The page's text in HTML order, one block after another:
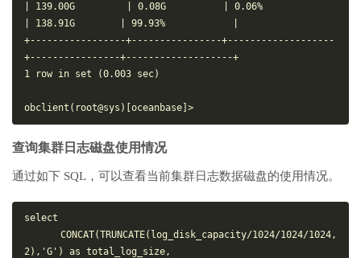
| 139.00G         | 0.08G          | 0.06%
| 138.91G        | 99.93%            |
+-----------------+----------------+-------------------
+----------------+-------------------+
1 row in set (0.003 sec)
查询集群日志磁盘使用情况
通过如下 SQL，可以查看当前集群日志数据磁盘的使用情况。
select
CONCAT(TRUNCATE(log_disk_capacity/1024/1024/1024,
2),'G') as total_log_size,